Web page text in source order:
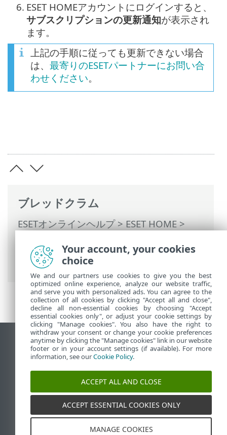
ブレッドクラム
ESETオンラインヘルプ>ESET HOME>
ンとサブスクリプション管理> サブスクリ
プションの更新
6. ESET HOMEアカウントにログインすると、
サブスクリプションの更新通知が表示され
ます。
上記の手順に従っても更新できない場合
は、 最寄りのESETパートナーにお問い合
わせください。
デスクトップサイトの表示
End of Life
ESETナレッジベース
ESETフォーラム
ESET Status Portal
地域サポート
Your account, your cookies
choice
We and our partners use cookies to give you the best
optimized online experience, analyze our website traffic,
and serve you with personalized ads. You can agree to the
collection of all cookies by clicking "Accept all and close",
decline all non-essential cookies by choosing "Accept
essential cookies only", or adjust your cookie settings by
clicking "Manage cookies". You also have the right to
withdraw your consent or change your cookie preferences
anytime by clicking the "Manage cookies" link in our website
footer or in your account settings (if available). For more
information, see ourCookie Policy.
ACCEPT ALL AND CLOSE
ACCEPT ESSENTIAL COOKIES ONLY
MANAGE COOKIES